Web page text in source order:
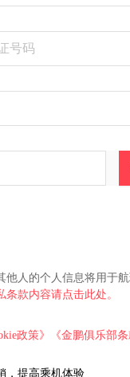
人的个人信息将用于
条款内容请点击此处。
政策》 《金鹏俱乐部条
，提高乘机体验